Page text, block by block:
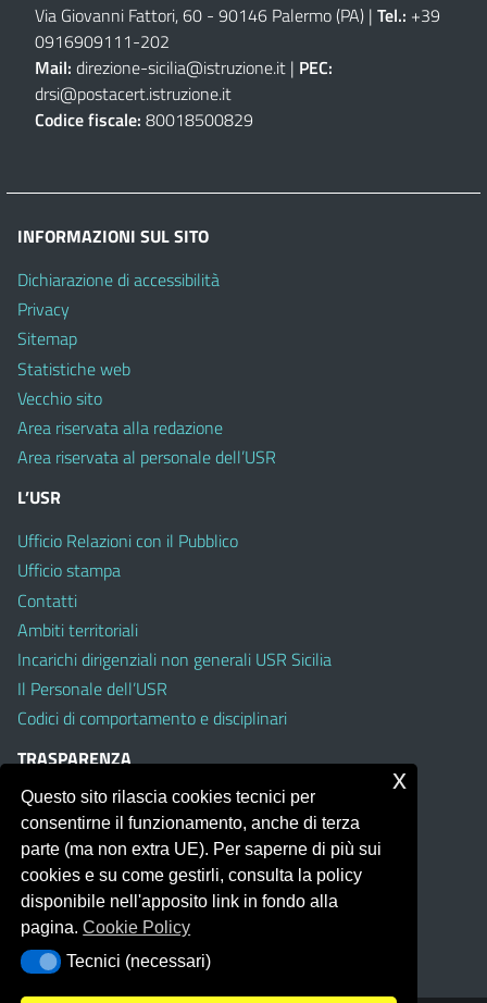
Via Giovanni Fattori, 60 - 90146 Palermo (PA) | Tel.: +39
0916909111-202
Mail: direzione-sicilia@istruzione.it | PEC:
drsi@postacert.istruzione.it
Codice fiscale: 80018500829
INFORMAZIONI SUL SITO
Dichiarazione di accessibilità
Privacy
Sitemap
Statistiche web
Vecchio sito
Area riservata alla redazione
Area riservata al personale dell’USR
L’USR
Ufficio Relazioni con il Pubblico
Ufficio stampa
Contatti
Ambiti territoriali
Incarichi dirigenziali non generali USR Sicilia
Il Personale dell’USR
Codici di comportamento e disciplinari
TRASPARENZA
Albo on line
Amministrazione Trasparente
Pubblici proclami
PTPCT per le Istituzioni scolastiche della Sicilia
Whistleblowing
Obiettivi di Accessibilità
Questo sito rilascia cookies tecnici per
consentirne il funzionamento, anche di terza
parte (ma non extra UE). Per saperne di più sui
cookies e su come gestirli, consulta la policy
disponibile nell'apposito link in fondo alla
pagina.Cookie Policy
Tecnici (necessari)
Tecnici (necessari)
x